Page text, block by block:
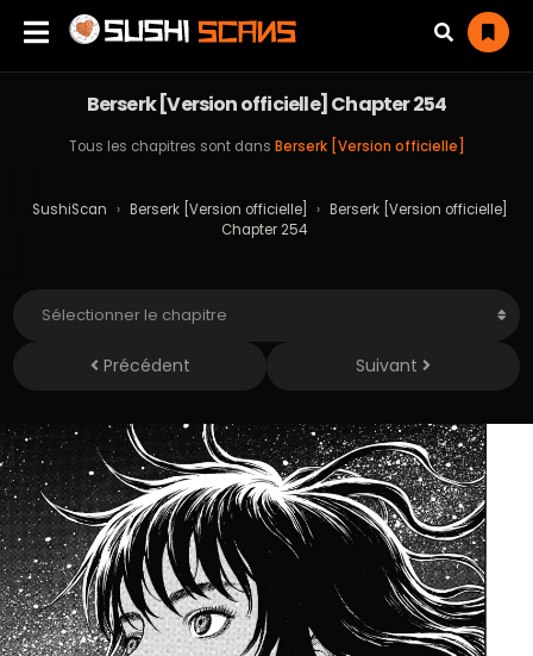
Berserk [Version officielle] Chapter 254
Tous les chapitres sont dans Berserk [Version officielle]
SushiScan › Berserk [Version officielle] › Berserk [Version officielle]
Chapter 254
Précédent Suivant